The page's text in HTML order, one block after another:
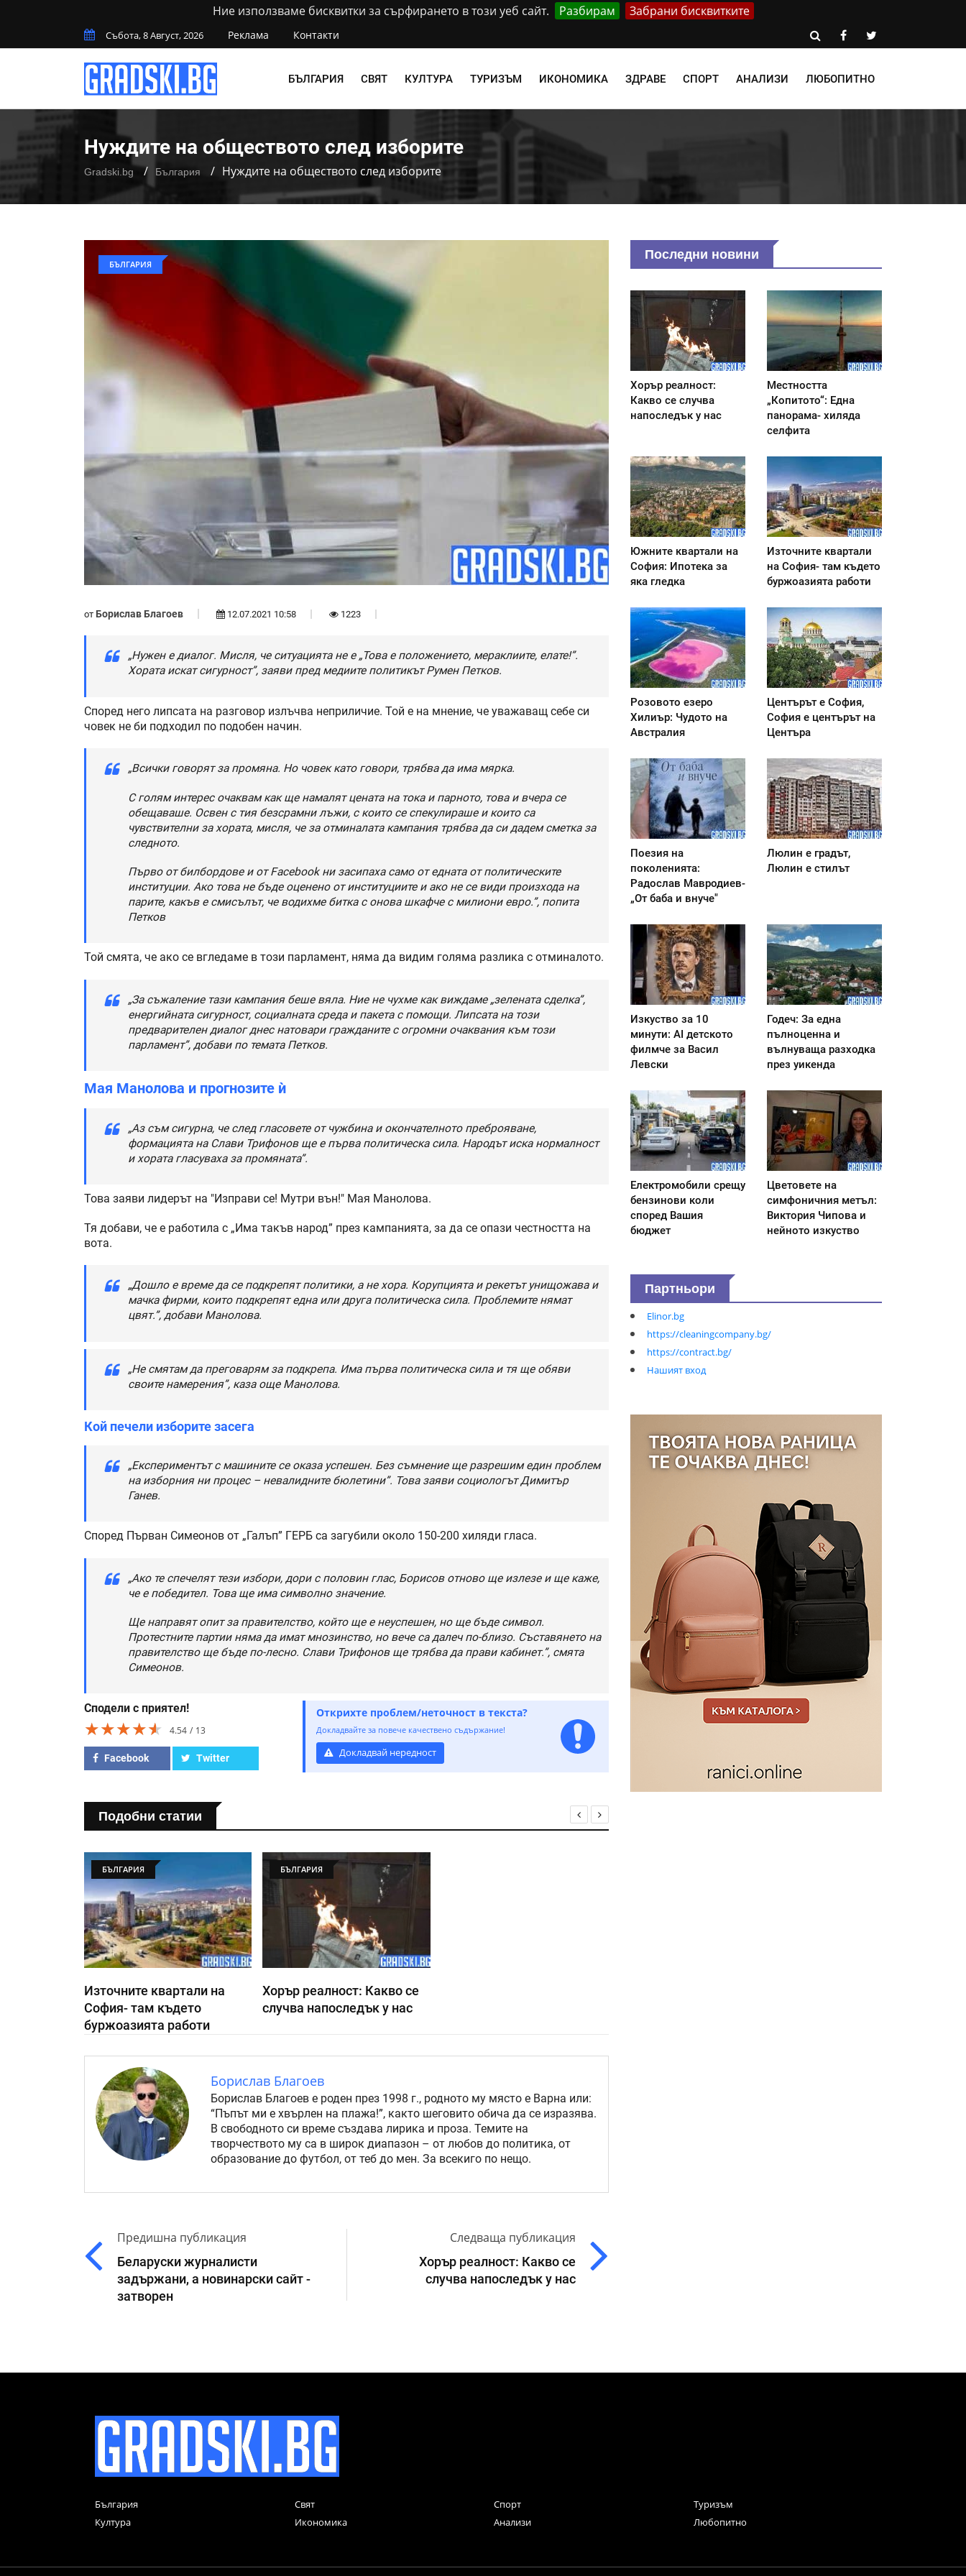
Ние използваме бисквитки за сърфирането в този уеб сайт. Разбирам Забрани бисквитките
Събота, 8 Август, 2026 Реклама Контакти
БЪЛГАРИЯ СВЯТ КУЛТУРА ТУРИЗЪМ ИКОНОМИКА ЗДРАВЕ СПОРТ АНАЛИЗИ ЛЮБОПИТНО
Нуждите на обществото след изборите
Gradski.bg България Нуждите на обществото след изборите
БЪЛГАРИЯ
от Борислав Благоев 12.07.2021 10:58 1223
„Нужен е диалог. Мисля, че ситуацията не е „Това е положението, мераклиите, елате!”.
Хората искат сигурност”, заяви пред медиите политикът Румен Петков.
Според него липсата на разговор излъчва неприличие. Той е на мнение, че уважаващ себе си
човек не би подходил по подобен начин.
„Всички говорят за промяна. Но човек като говори, трябва да има мярка.
С голям интерес очаквам как ще намалят цената на тока и парното, това и вчера се
обещаваше. Освен с тия безсрамни лъжи, с които се спекулираше и които са
чувствителни за хората, мисля, че за отминалата кампания трябва да си дадем сметка за
следното.
Първо от билбордове и от Facebook ни засипаха само от едната от политическите
институции. Ако това не бъде оценено от институциите и ако не се види произхода на
парите, какъв е смисълът, че водихме битка с онова шкафче с милиони евро.”, попита
Петков
Той смята, че ако се вгледаме в този парламент, няма да видим голяма разлика с отминалото.
„За съжаление тази кампания беше вяла. Ние не чухме как виждаме „зелената сделка”,
енергийната сигурност, социалната среда и пакета с помощи. Липсата на този
предварителен диалог днес натовари гражданите с огромни очаквания към този
парламент”, добави по темата Петков.
Мая Манолова и прогнозите ѝ
„Аз съм сигурна, че след гласовете от чужбина и окончателното преброяване,
формацията на Слави Трифонов ще е първа политическа сила. Народът иска нормалност
и хората гласуваха за промяната”.
Това заяви лидерът на "Изправи се! Мутри вън!" Мая Манолова.
Тя добави, че е работила с „Има такъв народ” през кампанията, за да се опази честността на
вота.
„Дошло е време да се подкрепят политики, а не хора. Корупцията и рекетът унищожава и
мачка фирми, които подкрепят една или друга политическа сила. Проблемите нямат
цвят.”, добави Манолова.
„Не смятам да преговарям за подкрепа. Има първа политическа сила и тя ще обяви
своите намерения”, каза още Манолова.
Кой печели изборите засега
„Експериментът с машините се оказа успешен. Без съмнение ще разрешим един проблем
на изборния ни процес – невалидните бюлетини”. Това заяви социологът Димитър
Ганев.
Според Първан Симеонов от „Галъп” ГЕРБ са загубили около 150-200 хиляди гласа.
„Ако те спечелят тези избори, дори с половин глас, Борисов отново ще излезе и ще каже,
че е победител. Това ще има символно значение.
Ще направят опит за правителство, който ще е неуспешен, но ще бъде символ.
Протестните партии няма да имат мнозинство, но вече са далеч по-близо. Съставянето на
правителство ще бъде по-лесно. Слави Трифонов ще трябва да прави кабинет.”, смята
Симеонов.
Сподели с приятел!
★★★★★
★★★★★
★★★★★ 4.54 13
Facebook Twitter
Открихте проблем/неточност в текста?
Докладвайте за повече качествено съдържание!
Докладвай нередност
Подобни статии
БЪЛГАРИЯ
Източните квартали на
София- там където
буржоазията работи
БЪЛГАРИЯ
Хорър реалност: Какво се
случва напоследък у нас
Борислав Благоев
Борислав Благоев е роден през 1998 г., родното му място е Варна или:
“Пъпът ми е хвърлен на плажа!”, както шеговито обича да се изразява.
В свободното си време създава лирика и проза. Темите на
творчеството му са в широк диапазон – от любов до политика, от
образование до футбол, от теб до мен. За всекиго по нещо.
Предишна публикация
Беларуски журналисти
задържани, а новинарски сайт -
затворен
Следваща публикация
Хорър реалност: Какво се
случва напоследък у нас
Последни новини
Хорър реалност:
Какво се случва
напоследък у нас
Местността
„Копитото“: Една
панорама- хиляда
селфита
Южните квартали на
София: Ипотека за
яка гледка
Източните квартали
на София- там където
буржоазията работи
Розовото езеро
Хилиър: Чудото на
Австралия
Центърът е София,
София е центърът на
Центъра
Поезия на
поколенията:
Радослав Мавродиев-
„От баба и внуче"
Люлин е градът,
Люлин е стилът
Изкуство за 10
минути: AI детското
филмче за Васил
Левски
Годеч: За една
пълноценна и
вълнуваща разходка
през уикенда
Електромобили срещу
бензинови коли
според Вашия
бюджет
Цветовете на
симфоничния метъл:
Виктория Чипова и
нейното изкуство
Партньори
Elinor.bg
https://cleaningcompany.bg/
https://contract.bg/
Нашият вход
България Свят Спорт
Туризъм
Култура
Икономика Анализи Любопитно